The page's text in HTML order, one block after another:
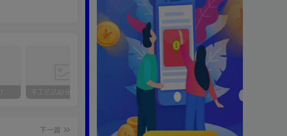
2025手机兼职全攻略：零成本日赚200+，手把手教你避开骗局躺赚 副业吧站长加盟计划
下一篇